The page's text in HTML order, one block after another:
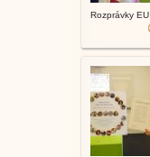
Rozprávky EU